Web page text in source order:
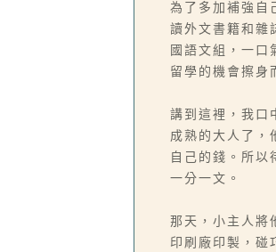
為了多加補強自
讀外文書籍和雜
國語文組，一口
留學的機會擦身
講到這裡，我口
成熟的大人了，
自己的錢。所以
一分一文。
那天，小主人將
印刷廠印製，碰